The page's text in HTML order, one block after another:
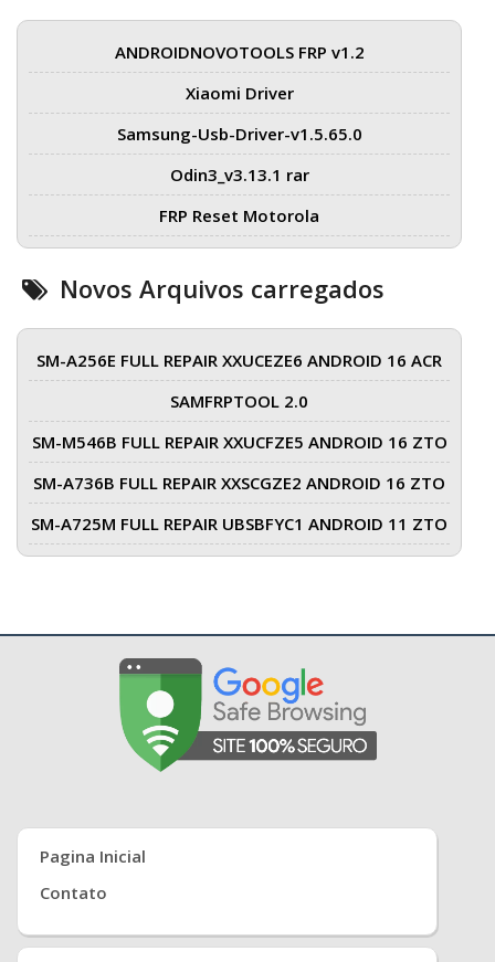
ANDROIDNOVOTOOLS FRP v1.2
Xiaomi Driver
Samsung-Usb-Driver-v1.5.65.0
Odin3_v3.13.1 rar
FRP Reset Motorola
Novos Arquivos carregados
SM-A256E FULL REPAIR XXUCEZE6 ANDROID 16 ACR
SAMFRPTOOL 2.0
SM-M546B FULL REPAIR XXUCFZE5 ANDROID 16 ZTO
SM-A736B FULL REPAIR XXSCGZE2 ANDROID 16 ZTO
SM-A725M FULL REPAIR UBSBFYC1 ANDROID 11 ZTO
Pagina Inicial
Contato